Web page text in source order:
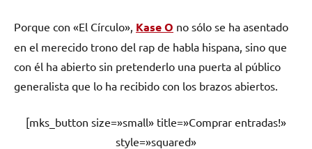
Porque con «El Círculo», Kase O no sólo se ha asentado
en el merecido trono del rap de habla hispana, sino que
con él ha abierto sin pretenderlo una puerta al público
generalista que lo ha recibido con los brazos abiertos.
[mks_button size=»small» title=»Comprar entradas!»
style=»squared»